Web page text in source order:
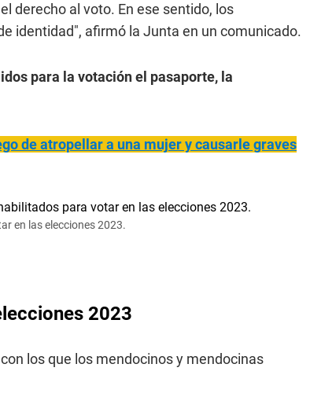
derecho al voto. En ese sentido, los
identidad", afirmó la Junta en un comunicado.
para la votación el pasaporte, la
de atropellar a una mujer y causarle graves
en las elecciones 2023.
2023
los que los mendocinos y mendocinas